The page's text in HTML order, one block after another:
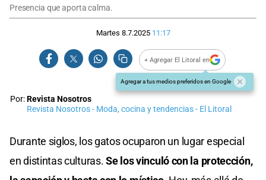
Presencia que aporta calma.
Martes 8.7.2025 11:17
+ Agregar El Litoral en
Agregar a tus medios preferidos en Google
Por:Revista Nosotros
Revista Nosotros - Moda, cocina y tendencias - El Litoral
Durante siglos, los gatos ocuparon un lugar especial
en distintas culturas.Se los vinculó con la protección,